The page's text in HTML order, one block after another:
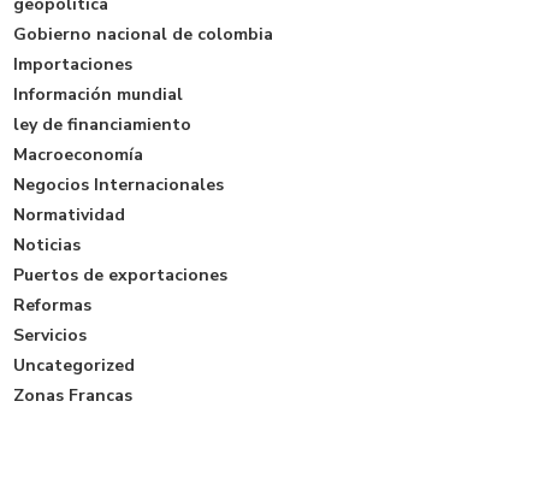
Gobierno nacional de colombia
Importaciones
Información mundial
ley de financiamiento
Macroeconomía
Negocios Internacionales
Normatividad
Noticias
Puertos de exportaciones
Reformas
Servicios
Uncategorized
Zonas Francas